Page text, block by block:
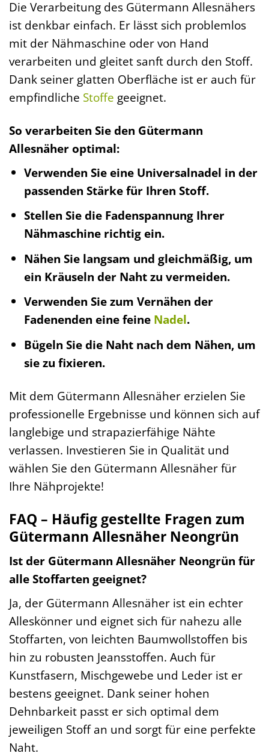
Die Verarbeitung des Gütermann Allesnähers
ist denkbar einfach. Er lässt sich problemlos
mit der Nähmaschine oder von Hand
verarbeiten und gleitet sanft durch den Stoff.
Dank seiner glatten Oberfläche ist er auch für
empfindliche Stoffe geeignet.
So verarbeiten Sie den Gütermann
Allesnäher optimal:
Verwenden Sie eine Universalnadel in der
passenden Stärke für Ihren Stoff.
Stellen Sie die Fadenspannung Ihrer
Nähmaschine richtig ein.
Nähen Sie langsam und gleichmäßig, um
ein Kräuseln der Naht zu vermeiden.
Verwenden Sie zum Vernähen der
Fadenenden eine feine Nadel.
Bügeln Sie die Naht nach dem Nähen, um
sie zu fixieren.
Mit dem Gütermann Allesnäher erzielen Sie
professionelle Ergebnisse und können sich auf
langlebige und strapazierfähige Nähte
verlassen. Investieren Sie in Qualität und
wählen Sie den Gütermann Allesnäher für
Ihre Nähprojekte!
FAQ – Häufig gestellte Fragen zum
Gütermann Allesnäher Neongrün
Ist der Gütermann Allesnäher Neongrün für
alle Stoffarten geeignet?
Ja, der Gütermann Allesnäher ist ein echter
Alleskönner und eignet sich für nahezu alle
Stoffarten, von leichten Baumwollstoffen bis
hin zu robusten Jeansstoffen. Auch für
Kunstfasern, Mischgewebe und Leder ist er
bestens geeignet. Dank seiner hohen
Dehnbarkeit passt er sich optimal dem
jeweiligen Stoff an und sorgt für eine perfekte
Naht.